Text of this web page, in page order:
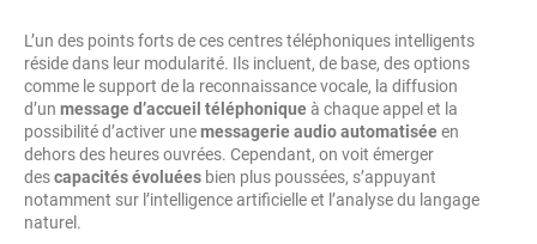
L’un des points forts de ces centres téléphoniques intelligents
réside dans leur modularité. Ils incluent, de base, des options
comme le support de la reconnaissance vocale, la diffusion
d’un message d’accueil téléphoniqueà chaque appel et la
possibilité d’activer unemessagerie audio automatiséeen
dehors des heures ouvrées. Cependant, on voit émerger
descapacités évoluées bien plus poussées, s’appuyant
notamment sur l’intelligence artificielle et l’analyse du langage
naturel.